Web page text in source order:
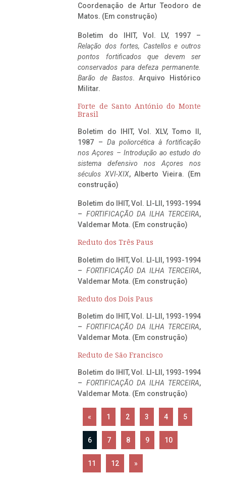
Coordenação de Artur Teodoro de
Matos. (Em construção)
Boletim do IHIT, Vol. LV, 1997 –
Relação dos fortes, Castellos e outros
pontos fortificados que devem ser
conservados para defeza permanente.
Barão de Bastos. Arquivo Histórico
Militar.
Forte de Santo António do Monte
Brasil
Boletim do IHIT, Vol. XLV, Tomo II,
1987 – Da poliorcética à fortificação
nos Açores – Introdução ao estudo do
sistema defensivo nos Açores nos
séculos XVI-XIX, Alberto Vieira. (Em
construção)
Boletim do IHIT, Vol. LI-LII, 1993-1994
– FORTIFICAÇÃO DA ILHA TERCEIRA,
Valdemar Mota. (Em construção)
Reduto dos Três Paus
Boletim do IHIT, Vol. LI-LII, 1993-1994
– FORTIFICAÇÃO DA ILHA TERCEIRA,
Valdemar Mota. (Em construção)
Reduto dos Dois Paus
Boletim do IHIT, Vol. LI-LII, 1993-1994
– FORTIFICAÇÃO DA ILHA TERCEIRA,
Valdemar Mota. (Em construção)
Reduto de São Francisco
Boletim do IHIT, Vol. LI-LII, 1993-1994
– FORTIFICAÇÃO DA ILHA TERCEIRA,
Valdemar Mota. (Em construção)
« 1 2 3 4 5
6 7 8 9 10
11 12 »